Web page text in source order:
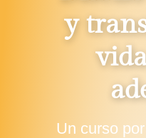
y
Un curso